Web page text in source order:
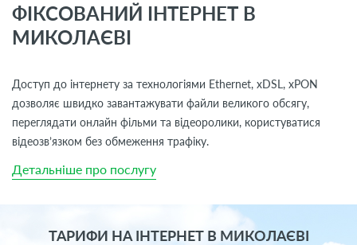
ФІКСОВАНИЙ ІНТЕРНЕТ В
МИКОЛАЄВІ
Доступ до інтернету за технологіями Ethernet, хDSL, xPON
дозволяє швидко завантажувати файли великого обсягу,
переглядати онлайн фільми та відеоролики, користуватися
відеозв’язком без обмеження трафіку.
Детальніше про послугу
ТАРИФИ НА ІНТЕРНЕТ В МИКОЛАЄВІ